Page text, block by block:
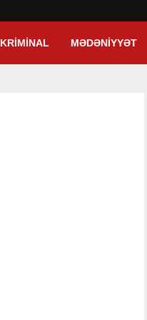
KRIMINAL MƏDƏNIYYƏT